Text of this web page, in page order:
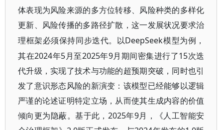
体表现为风险来源的多方位转移、风险种类的多样化
更新、风险传播的多路径扩散，这一发展状况要求治
理框架必须保持同步迭代。以DeepSeek模型为例，
其在2024年5月至2025年9月期间密集进行了15次迭
代升级，实现了技术与功能的超预期突破，同时也引
发了意识形态风险的新演变：该模型已经能够以逻辑
严谨的论述证明特定立场，从而使其生成内容的价值
倾向更为隐蔽。基于此，2025年9月，《人工智能安